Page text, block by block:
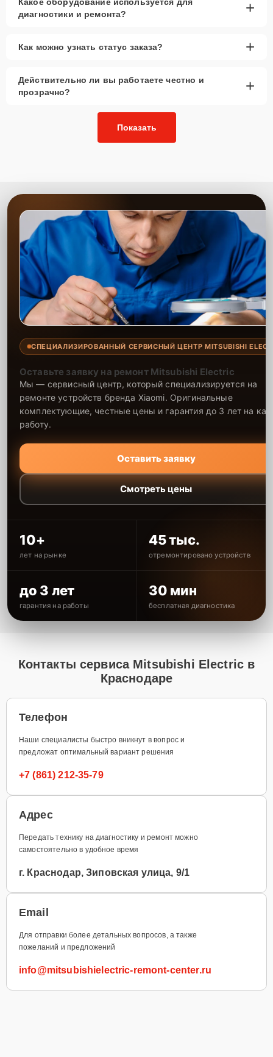
диагностики и ремонта?
+
Как можно узнать статус заказа? +
Действительно ли вы работаете честно и
прозрачно?
+
Показать
СПЕЦИАЛИЗИРОВАННЫЙ СЕРВИСНЫЙ ЦЕНТР MITSUBISHI
Оставьте заявку на ремонт Mitsubishi Electric
Мы — сервисный центр, который специализируется на
ремонте устройств бренда Xiaomi. Оригинальные
комплектующие, честные цены и гарантия до 3 лет на
работу.
Оставить заявку
Смотреть цены
10+
лет на рынке
45 тыс.
отремонтировано устройств
до 3 лет
гарантия на работы
30 мин
бесплатная диагностика
Контакты сервиса Mitsubishi Electric в
Краснодаре
Телефон
Наши специалисты быстро вникнут в вопрос и
предложат оптимальный вариант решения
+7 (861) 212-35-79
Адрес
Передать технику на диагностику и ремонт можно
самостоятельно в удобное время
г. Краснодар, Зиповская улица, 9/1
Email
Для отправки более детальных вопросов, а также
пожеланий и предложений
info@mitsubishielectric-remont-center.ru